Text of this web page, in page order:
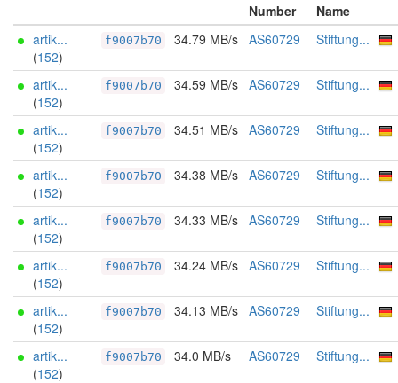
Number
Name
artik...
(152)
f9007b70 34.79 MB/s AS60729 Stiftung...
artik...
(152)
f9007b70 34.59 MB/s AS60729 Stiftung...
artik...
(152)
f9007b70 34.51 MB/s AS60729 Stiftung...
artik...
(152)
f9007b70 34.38 MB/s AS60729 Stiftung...
artik...
(152)
f9007b70 34.33 MB/s AS60729 Stiftung...
artik...
(152)
f9007b70 34.24 MB/s AS60729 Stiftung...
artik...
(152)
f9007b70 34.13 MB/s AS60729 Stiftung...
artik...
(152)
f9007b70 34.0 MB/s AS60729 Stiftung...